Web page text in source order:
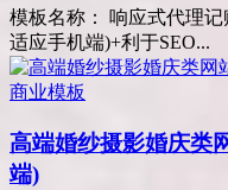
模板名称： 响应式代理
适应手机端)+利于SEO...
商业模板
高端婚纱摄影婚庆类
端)